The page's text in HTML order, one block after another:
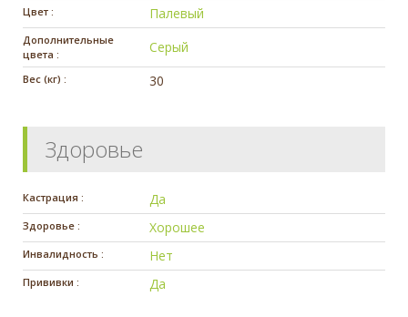
Цвет : Палевый
Дополнительные
цвета :
Серый
Вес (кг) : 30
Здоровье
Кастрация : Да
Здоровье : Хорошее
Инвалидность : Нет
Прививки : Да